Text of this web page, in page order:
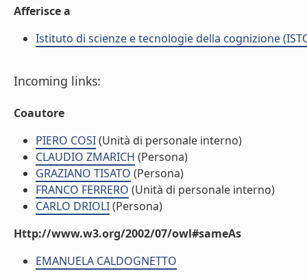
Afferisce a
Istituto di scienze e tecnologie della cognizione
Incoming links:
Coautore
PIERO COSI(Unità di personale interno)
CLAUDIO ZMARICH (Persona)
GRAZIANO TISATO (Persona)
FRANCO FERRERO (Unità di personale interno)
CARLO DRIOLI(Persona)
Http://www.w3.org/2002/07/owl#sameAs
EMANUELA CALDOGNETTO